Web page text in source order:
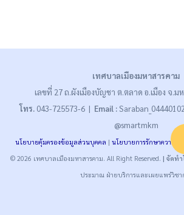
เทศบาลเมืองมหาสารคาม
เลขที่ 27 ถ.ผังเมืองบัญชา ต.ตลาด อ.เมือง จ.ม
โทร.043-725573-6 | Email :
@smartmkm
นโยบายคุ้มครองข้อมูลส่วนบุคคล | นโยบายการรักษาความมั่
© 2026 เทศบาลเมืองมหาสารคาม. All Right Reserved. | จัดทำ
ประมาณ ฝ่ายบริการและเผยแพร่วิชา